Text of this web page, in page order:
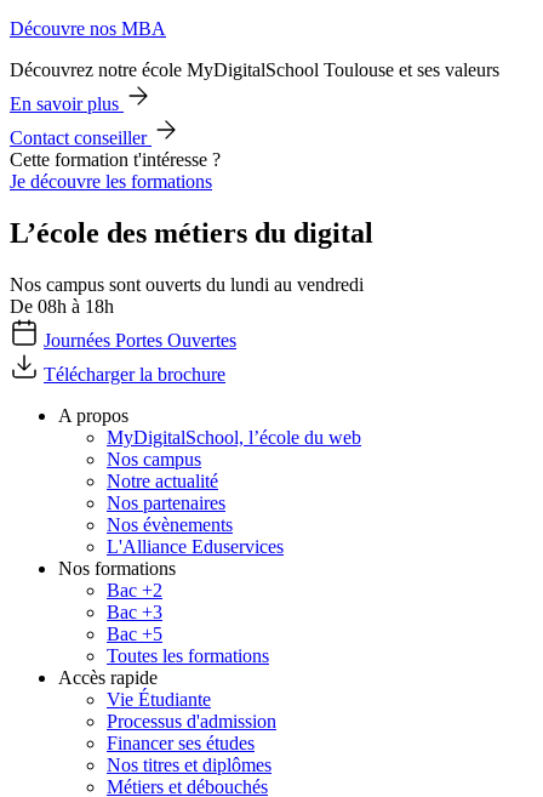
Découvre nos MBA
Découvrez notre école MyDigitalSchool Toulouse et ses valeurs
En savoir plus
Contact conseiller
Cette formation t'intéresse ?
Je découvre les formations
L’école des métiers du digital
Nos campus sont ouverts du lundi au vendredi
De 08h à 18h
Journées Portes Ouvertes
Télécharger la brochure
A propos
MyDigitalSchool, l’école du web
Nos campus
Notre actualité
Nos partenaires
Nos évènements
L'Alliance Eduservices
Nos formations
Bac +2
Bac +3
Bac +5
Toutes les formations
Accès rapide
Vie Étudiante
Processus d'admission
Financer ses études
Nos titres et diplômes
Métiers et débouchés